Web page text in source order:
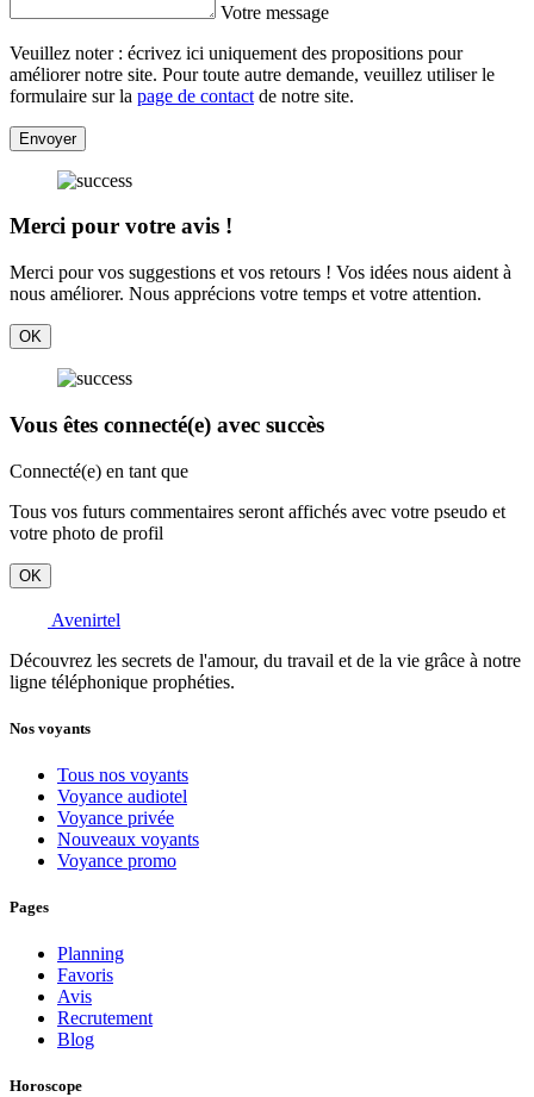
Votre message
Veuillez noter : écrivez ici uniquement des propositions pour
améliorer notre site. Pour toute autre demande, veuillez utiliser le
formulaire sur la page de contact de notre site.
Envoyer
Merci pour votre avis !
Merci pour vos suggestions et vos retours ! Vos idées nous aident à
nous améliorer. Nous apprécions votre temps et votre attention.
OK
Vous êtes connecté(e) avec succès
Connecté(e) en tant que
Tous vos futurs commentaires seront affichés avec votre pseudo et
votre photo de profil
OK
Avenirtel
Découvrez les secrets de l'amour, du travail et de la vie grâce à notre
ligne téléphonique prophéties.
Nos voyants
Tous nos voyants
Voyance audiotel
Voyance privée
Nouveaux voyants
Voyance promo
Pages
Planning
Favoris
Avis
Recrutement
Blog
Horoscope